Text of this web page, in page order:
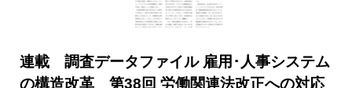
連載 調査データファイル 雇用･人事システム
の構造改革 第38回 労働関連法改正への対応